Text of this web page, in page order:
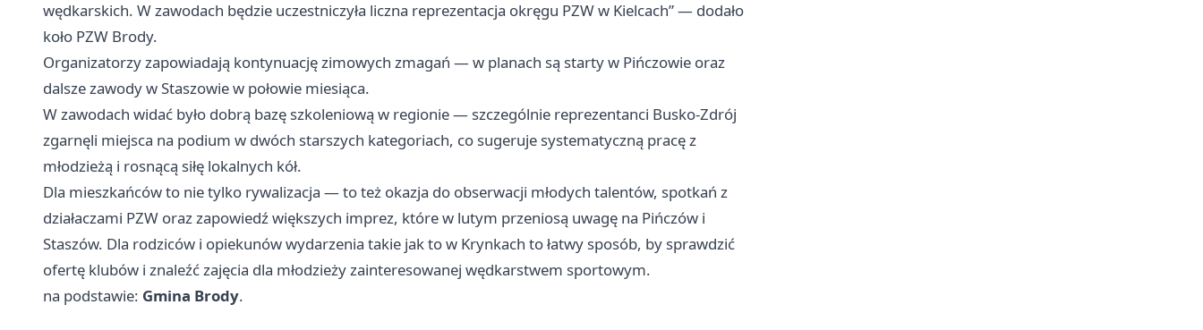
wędkarskich. W zawodach będzie uczestniczyła liczna reprezentacja okręgu PZW w Kielcach” — dodało
koło PZW Brody.
Organizatorzy zapowiadają kontynuację zimowych zmagań — w planach są starty w Pińczowie oraz
dalsze zawody w Staszowie w połowie miesiąca.
W zawodach widać było dobrą bazę szkoleniową w regionie — szczególnie reprezentanci Busko-Zdrój
zgarnęli miejsca na podium w dwóch starszych kategoriach, co sugeruje systematyczną pracę z
młodzieżą i rosnącą siłę lokalnych kół.
Dla mieszkańców to nie tylko rywalizacja — to też okazja do obserwacji młodych talentów, spotkań z
działaczami PZW oraz zapowiedź większych imprez, które w lutym przeniosą uwagę na Pińczów i
Staszów. Dla rodziców i opiekunów wydarzenia takie jak to w Krynkach to łatwy sposób, by sprawdzić
ofertę klubów i znaleźć zajęcia dla młodzieży zainteresowanej wędkarstwem sportowym.
na podstawie: Gmina Brody.